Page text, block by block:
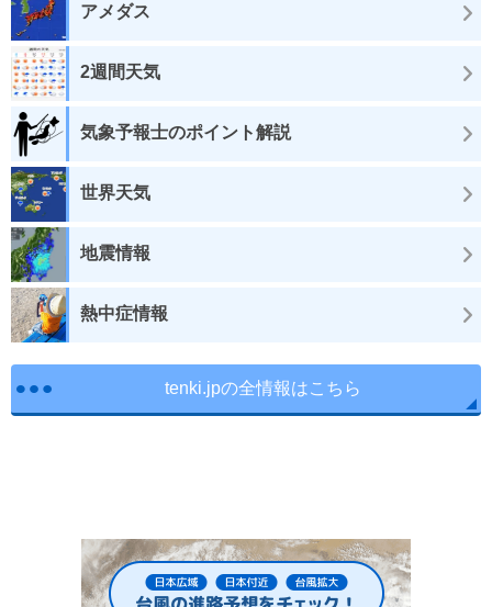
アメダス
2週間天気
気象予報士のポイント解説
世界天気
地震情報
熱中症情報
tenki.jpの全情報はこちら